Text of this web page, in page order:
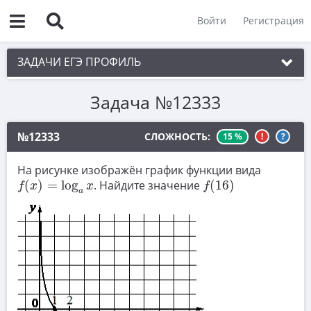
Войти Регистрация
ЗАДАЧИ ЕГЭ ПРОФИЛЬ
1. Планиметрия
2. Векторы
3. Стереометрия
4. Классическое определение вероятности
5. Теория вероятностей
6. Уравнения
7. Нахождение значений выражений
8. Производная
9. Задачи прикладного содержания
Задача №12333
№12333 СЛОЖНОСТЬ: 15 % ! ?
На рисунке изображён график функции вида
f(x) = loga x
f(x)=logax . Найдите значение f(16)
f(16)